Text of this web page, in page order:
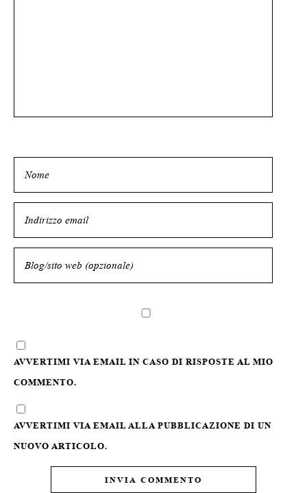
AVVERTIMI VIA EMAIL IN CASO DI RISPOSTE AL MIO
COMMENTO.
AVVERTIMI VIA EMAIL ALLA PUBBLICAZIONE DI UN
NUOVO ARTICOLO.